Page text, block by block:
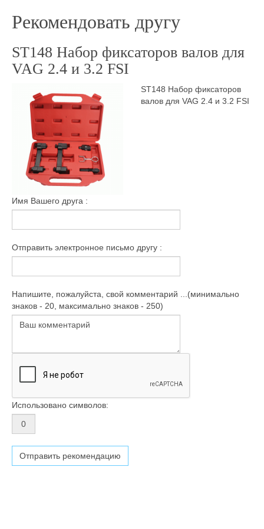
Рекомендовать другу
ST148 Набор фиксаторов валов для
VAG 2.4 и 3.2 FSI
ST148 Набор фиксаторов
валов для VAG 2.4 и 3.2 FSI
Имя Вашего друга :
Отправить электронное письмо другу :
Напишите, пожалуйста, свой комментарий ...(минимально
знаков - 20, максимально знаков - 250)
Использовано символов: